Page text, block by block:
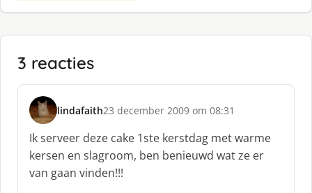
3 reacties
lindafaith
s
c
h
r
e
23 december 2009 om 08:31
Ik serveer deze cake 1ste kerstdag met warme
kersen en slagroom, ben benieuwd wat ze er
van gaan vinden!!!